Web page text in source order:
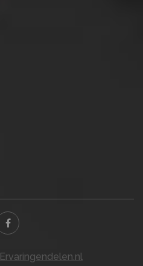
Ervaringendelen.nl